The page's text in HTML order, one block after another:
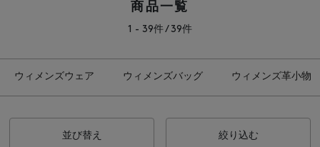
商品一覧
1 - 39件 / 39件
ウィメンズウェア ウィメンズバッグ ウィメンズ革小物
並び替え 絞り込む